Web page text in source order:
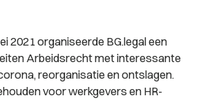
2021 organiseerde BG.legal een
Arbeidsrecht met interessante
reorganisatie en ontslagen.
voor werkgevers en HR-